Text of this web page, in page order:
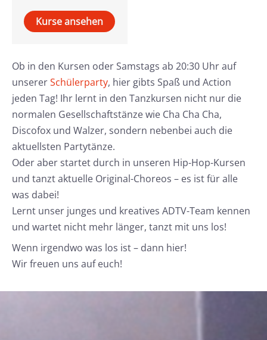
Kurse ansehen
Ob in den Kursen oder Samstags ab 20:30 Uhr auf
unsererSchülerparty, hier gibts Spaß und Action
jeden Tag! Ihr lernt in den Tanzkursen nicht nur die
normalen Gesellschaftstänze wie Cha Cha Cha,
Discofox und Walzer, sondern nebenbei auch die
aktuellsten Partytänze.
Oder aber startet durch in unseren Hip-Hop-Kursen
und tanzt aktuelle Original-Choreos – es ist für alle
was dabei!
Lernt unser junges und kreatives ADTV-Team kennen
und wartet nicht mehr länger, tanzt mit uns los!
Wenn irgendwo was los ist – dann hier!
Wir freuen uns auf euch!